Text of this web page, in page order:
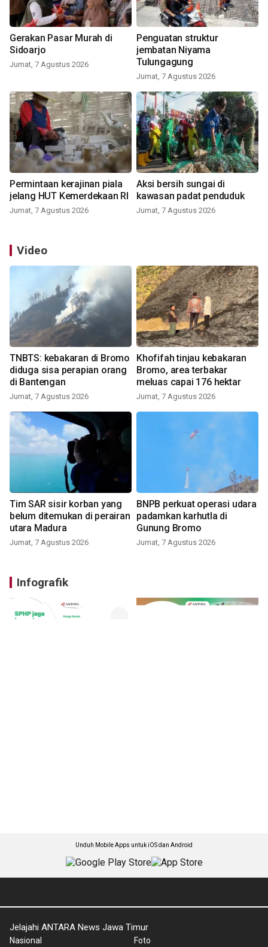
Gerakan Pasar Murah di
Sidoarjo
Jumat, 7 Agustus 2026
Penguatan struktur
jembatan Niyama
Tulungagung
Jumat, 7 Agustus 2026
Permintaan kerajinan piala
jelang HUT Kemerdekaan RI
Jumat, 7 Agustus 2026
Aksi bersih sungai di
kawasan padat penduduk
Jumat, 7 Agustus 2026
Video
TNBTS: kebakaran di Bromo
diduga sisa perapian orang
di Bantengan
Jumat, 7 Agustus 2026
Khofifah tinjau kebakaran
Bromo, area terbakar
meluas capai 176 hektar
Jumat, 7 Agustus 2026
Tim SAR sisir korban yang
belum ditemukan di perairan
utara Madura
Jumat, 7 Agustus 2026
BNPB perkuat operasi udara
padamkan karhutla di
Gunung Bromo
Jumat, 7 Agustus 2026
Infografik
Unduh Mobile Apps untuk iOS dan Android
Jelajahi ANTARA News Jawa Timur
Nasional Foto